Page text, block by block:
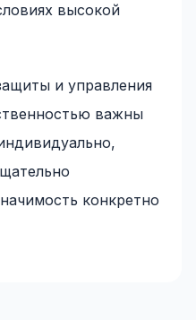
высокой
и управления
важны
конкретно